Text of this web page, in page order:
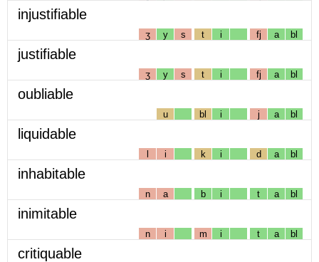
injustifiable
ʒ y s t i fj a bl
justifiable
ʒ y s t i fj a bl
oubliable
u bl i j a bl
liquidable
l i k i d a bl
inhabitable
n a b i t a bl
inimitable
n i m i t a bl
critiquable